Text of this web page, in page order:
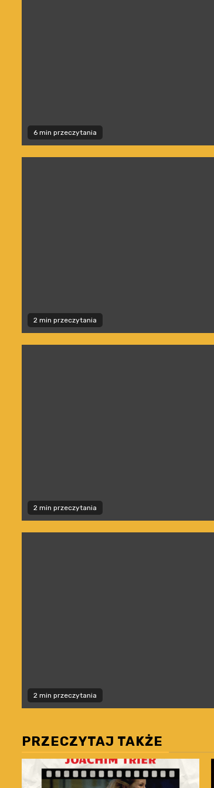
6 min przeczytania
2 min przeczytania
2 min przeczytania
2 min przeczytania
PRZECZYTAJ TAKŻE